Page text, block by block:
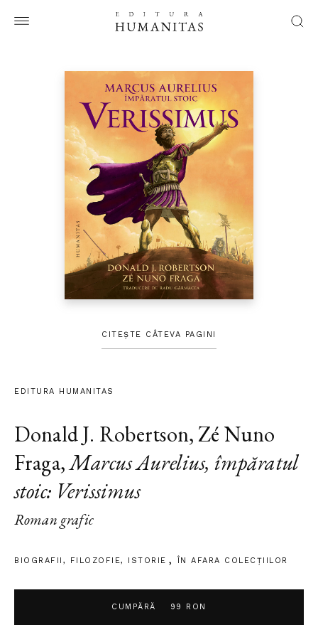
CITEȘTE CÂTEVA PAGINI
EDITURA HUMANITAS
Donald J. Robertson,Zé Nuno
Fraga,Marcus Aurelius, împăratul
stoic: Verissimus
Roman grafic
BIOGRAFII , FILOZOFIE, ISTORIE ÎN AFARA COLECŢIILOR
CUMPĂRĂ 99 RON